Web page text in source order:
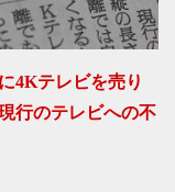
4Kテレビを売り
行のテレビへの不